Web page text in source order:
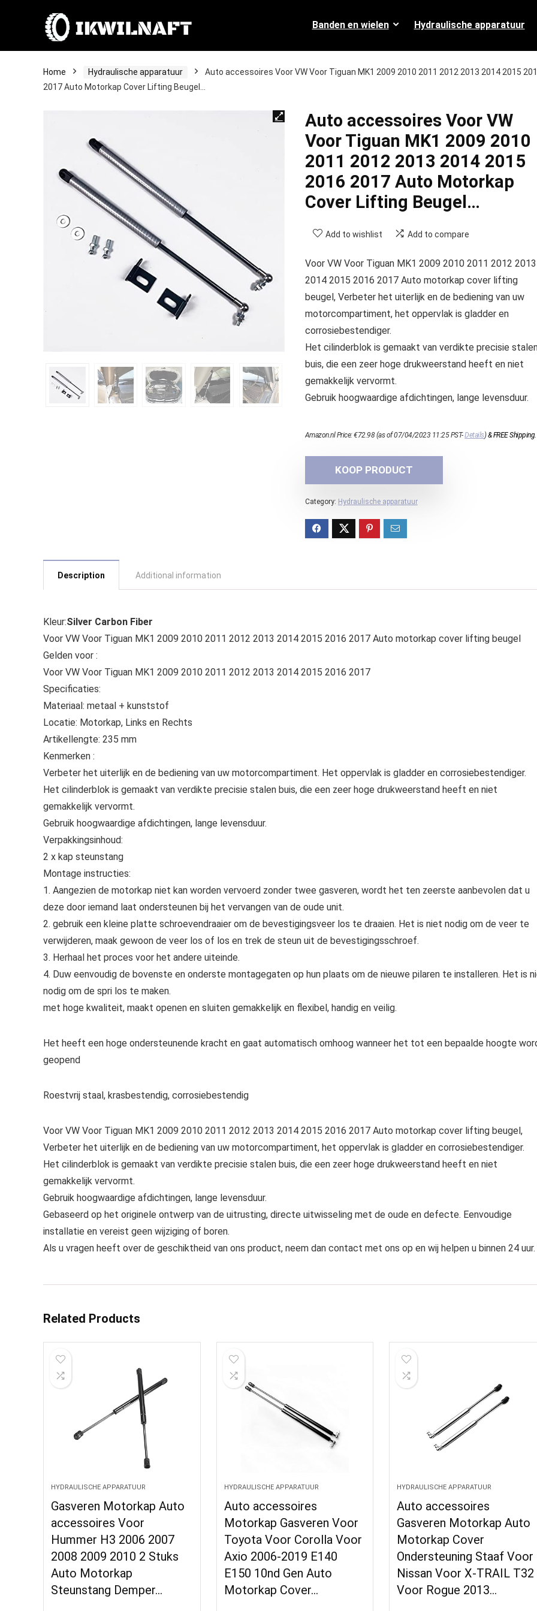
Banden en wielen Hydraulische apparatuur
Home Hydraulische apparatuur
Auto accessoires Voor VW Voor Tiguan MK1 2009 2010 2011 2012 2013 2014 2015
2017 Auto Motorkap Cover Lifting Beugel…
Auto accessoires Voor VW
Voor Tiguan MK1 2009 2010
2011 2012 2013 2014 2015
2016 2017 Auto Motorkap
Cover Lifting Beugel…
Add to wishlist Add to compare
Voor VW Voor Tiguan MK1 2009 2010 2011 2012 2013
2014 2015 2016 2017 Auto motorkap cover lifting
beugel, Verbeter het uiterlijk en de bediening van uw
motorcompartiment, het oppervlak is gladder en
corrosiebestendiger.
Het cilinderblok is gemaakt van verdikte precisie
buis, die een zeer hoge drukweerstand heeft en niet
gemakkelijk vervormt.
Gebruik hoogwaardige afdichtingen, lange levensduur.
Amazon.nl Price:€72.98(as of 07/04/2023 11:25 PST-Details)&FREE Shipping.
KOOP PRODUCT
Category: Hydraulische apparatuur
Description Additional information
Kleur:Silver Carbon Fiber
Voor VW Voor Tiguan MK1 2009 2010 2011 2012 2013 2014 2015 2016 2017 Auto motorkap cover lifting beugel
Gelden voor :
Voor VW Voor Tiguan MK1 2009 2010 2011 2012 2013 2014 2015 2016 2017
Specificaties:
Materiaal: metaal + kunststof
Locatie: Motorkap, Links en Rechts
Artikellengte: 235 mm
Kenmerken :
Verbeter het uiterlijk en de bediening van uw motorcompartiment. Het oppervlak is gladder en corrosiebestendiger.
Het cilinderblok is gemaakt van verdikte precisie stalen buis, die een zeer hoge drukweerstand heeft en niet
gemakkelijk vervormt.
Gebruik hoogwaardige afdichtingen, lange levensduur.
Verpakkingsinhoud:
2 x kap steunstang
Montage instructies:
1. Aangezien de motorkap niet kan worden vervoerd zonder twee gasveren, wordt het ten zeerste aanbevolen dat u
deze door iemand laat ondersteunen bij het vervangen van de oude unit.
2. gebruik een kleine platte schroevendraaier om de bevestigingsveer los te draaien. Het is niet nodig om de veer te
verwijderen, maak gewoon de veer los of los en trek de steun uit de bevestigingsschroef.
3. Herhaal het proces voor het andere uiteinde.
4. Duw eenvoudig de bovenste en onderste montagegaten op hun plaats om de nieuwe pilaren te installeren. Het is
nodig om de spri los te maken.
met hoge kwaliteit, maakt openen en sluiten gemakkelijk en flexibel, handig en veilig.
Het heeft een hoge ondersteunende kracht en gaat automatisch omhoog wanneer het tot een bepaalde hoogte
geopend
Roestvrij staal, krasbestendig, corrosiebestendig
Voor VW Voor Tiguan MK1 2009 2010 2011 2012 2013 2014 2015 2016 2017 Auto motorkap cover lifting beugel,
Verbeter het uiterlijk en de bediening van uw motorcompartiment, het oppervlak is gladder en corrosiebestendiger.
Het cilinderblok is gemaakt van verdikte precisie stalen buis, die een zeer hoge drukweerstand heeft en niet
gemakkelijk vervormt.
Gebruik hoogwaardige afdichtingen, lange levensduur.
Gebaseerd op het originele ontwerp van de uitrusting, directe uitwisseling met de oude en defecte. Eenvoudige
installatie en vereist geen wijziging of boren.
Als u vragen heeft over de geschiktheid van ons product, neem dan contact met ons op en wij helpen u binnen 24 uur.
Related Products
HYDRAULISCHE APPARATUUR
Gasveren Motorkap Auto
accessoires Voor
Hummer H3 2006 2007
2008 2009 2010 2 Stuks
Auto Motorkap
Steunstang Demper…
HYDRAULISCHE APPARATUUR
Auto accessoires
Motorkap Gasveren Voor
Toyota Voor Corolla Voor
Axio 2006-2019 E140
E150 10nd Gen Auto
Motorkap Cover…
HYDRAULISCHE APPARATUUR
Auto accessoires
Gasveren Motorkap Auto
Motorkap Cover
Ondersteuning Staaf Voor
Nissan Voor X-TRAIL T32
Voor Rogue 2013…